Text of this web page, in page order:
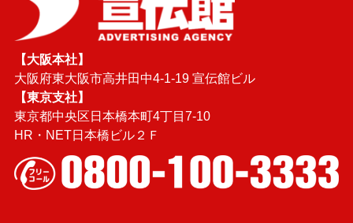
【大阪本社】
大阪府東大阪市高井田中4-1-19 宣伝館ビル
【東京支社】
東京都中央区日本橋本町4丁目7-10
HR・NET日本橋ビル２Ｆ